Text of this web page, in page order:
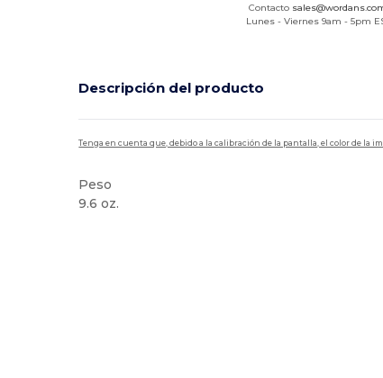
Contacto
Lunes - Viernes 9am - 5pm
Descripción del producto
Tenga en cuenta que, debido a la calibración de la pantalla, el color de la
Peso
9.6 oz.